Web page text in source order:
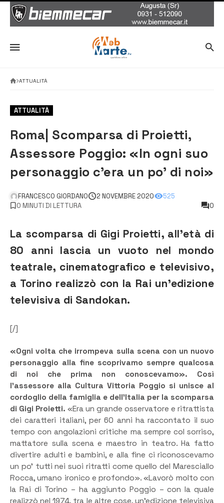
ATTUALITÀ
ATTUALITÀ
Roma| Scomparsa di Proietti,
Assessore Poggio: «In ogni suo
personaggio c’era un po’ di noi»
FRANCESCO GIORDANO 2 NOVEMBRE 2020
525
0 MINUTI DI LETTURA
0
La scomparsa di Gigi Proietti, all’età di
80 anni lascia un vuoto nel mondo
teatrale, cinematografico e televisivo,
a Torino realizzò con la Rai un’edizione
televisiva di Sandokan.
[/]
«Ogni volta che irrompeva sulla scena con un nuovo
personaggio alla fine scoprivamo sempre qualcosa
di noi che prima non conoscevamo». Così
l’assessore alla Cultura Vittoria Poggio si unisce al
cordoglio della famiglia e dell’Italia per la scomparsa
di Gigi Proietti. «Era un grande osservatore e ritrattista
dei caratteri italiani, per 60 anni ha raccontato il suo
tempo con angolazioni critiche ma sempre col sorriso,
mattatore sulla scena e maestro in teatro. Ha fatto
divertire adulti e bambini, e alla fine ci riconoscevamo
un po’ tutti nei suoi ritratti come quello del Maresciallo
Rocca, umano ironico e profondo». «Lavorò molto con
la Rai di Torino – ha aggiunto Poggio – con la quale
realizzò nel 1974, tra le altre cose, un’edizione televisiva